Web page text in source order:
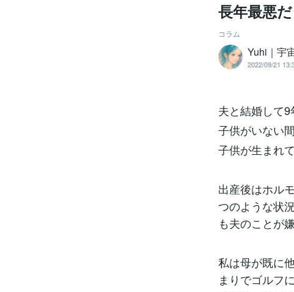
長年最悪
コラム
Yuhi｜宇
2022/09/21
夫と結婚して9
子供がいない
子供が生まれ
出産後はホル
つのような状
も夫のことが
私は母が既に
まりでゴルフ